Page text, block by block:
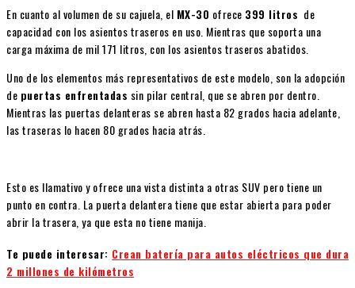
En cuanto al volumen de su cajuela, el MX-30 ofrece 399 litros de
capacidad con los asientos traseros en uso. Mientras que soporta una
carga máxima de mil 171 litros, con los asientos traseros abatidos.
Uno de los elementos más representativos de este modelo, son la adopción
de puertas enfrentadas sin pilar central, que se abren por dentro.
Mientras las puertas delanteras se abren hasta 82 grados hacia adelante,
las traseras lo hacen 80 grados hacia atrás.
Esto es llamativo y ofrece una vista distinta a otras SUV pero tiene un
punto en contra. La puerta delantera tiene que estar abierta para poder
abrir la trasera, ya que esta no tiene manija.
Te puede interesar: Crean batería para autos eléctricos que dura
2 millones de kilómetros